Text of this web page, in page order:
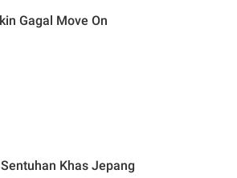
Gagal Move On
Khas Jepang